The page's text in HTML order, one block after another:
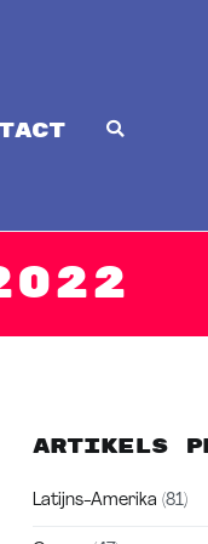
Artikels
Latijns-Amerika (81)